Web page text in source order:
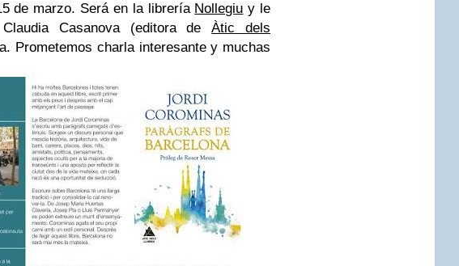
de marzo. Será en la librería Nollegiu y le
Claudia Casanova (editora deÀtic dels
Prometemos charla interesante y muchas